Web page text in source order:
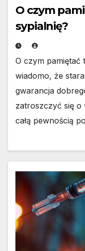
O czym
sypialnię?
O czym pamiętać
wiadomo, że
gwarancja
zatroszczyć się o
całą pewnością